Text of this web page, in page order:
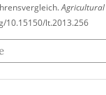
Agricultural
10.15150/lt.2013.256